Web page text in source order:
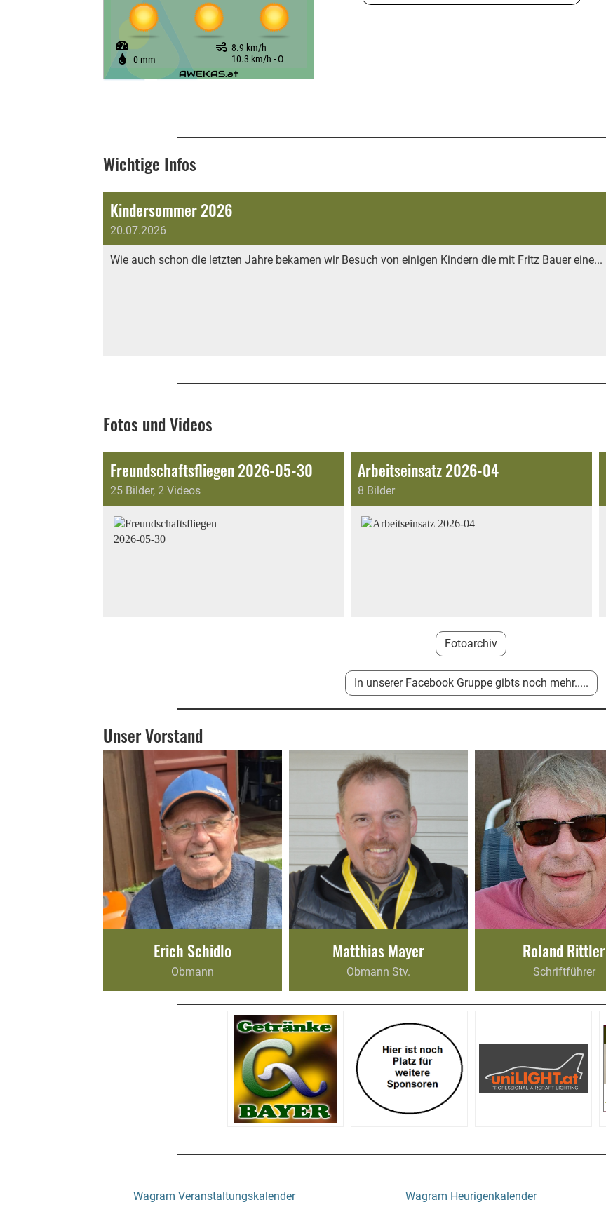
Wichtige Infos
Kindersommer 2026
20.07.2026
Wie auch schon die letzten Jahre bekamen wir Besuch von einigen Kindern die mit Fritz Bauer eine...
Fotos und Videos
Freundschaftsfliegen 2026-05-30
25 Bilder, 2 Videos
Arbeitseinsatz 2026-04
8 Bilder
Fotoarchiv
In unserer Facebook Gruppe gibts noch mehr.....
Unser Vorstand
Erich Schidlo
Obmann
Matthias Mayer
Obmann Stv.
Roland Rittler
Schriftführer
Wagram Veranstaltungskalender Wagram Heurigenkalender